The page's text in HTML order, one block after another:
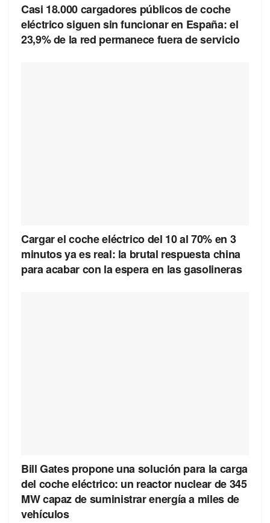
Casi 18.000 cargadores públicos de coche
eléctrico siguen sin funcionar en España: el
23,9% de la red permanece fuera de servicio
Cargar el coche eléctrico del 10 al 70% en 3
minutos ya es real: la brutal respuesta china
para acabar con la espera en las gasolineras
Bill Gates propone una solución para la carga
del coche eléctrico: un reactor nuclear de 345
MW capaz de suministrar energía a miles de
vehículos